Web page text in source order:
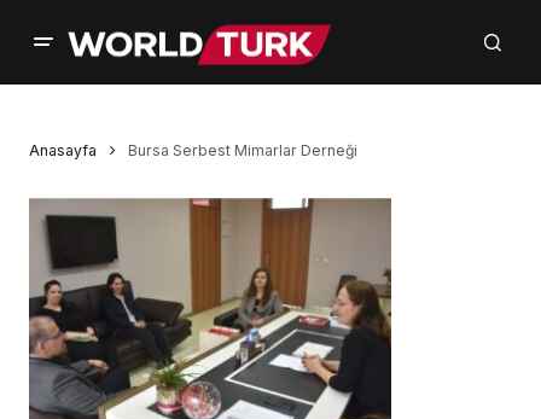
Anasayfa Bursa Serbest Mimarlar Derneği